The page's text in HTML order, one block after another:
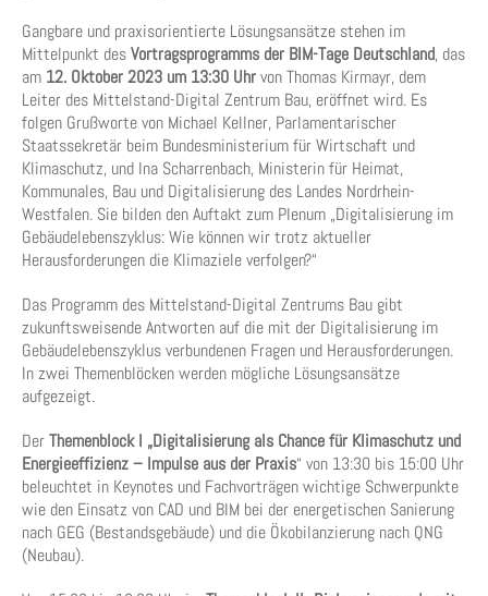
Gangbare und praxisorientierte Lösungsansätze stehen im
Mittelpunkt desVortragsprogramms der BIM-Tage Deutschland, das
am 12. Oktober 2023 um 13:30 Uhrvon Thomas Kirmayr, dem
Leiter des Mittelstand-Digital Zentrum Bau, eröffnet wird. Es
folgen Grußworte von Michael Kellner, Parlamentarischer
Staatssekretär beim Bundesministerium für Wirtschaft und
Klimaschutz, und Ina Scharrenbach, Ministerin für Heimat,
Kommunales, Bau und Digitalisierung des Landes Nordrhein-
Westfalen. Sie bilden den Auftakt zum Plenum „Digitalisierung im
Gebäudelebenszyklus: Wie können wir trotz aktueller
Herausforderungen die Klimaziele verfolgen?“
Das Programm des Mittelstand-Digital Zentrums Bau gibt
zukunftsweisende Antworten auf die mit der Digitalisierung im
Gebäudelebenszyklus verbundenen Fragen und Herausforderungen.
In zwei Themenblöcken werden mögliche Lösungsansätze
aufgezeigt.
DerThemenblock I „Digitalisierung als Chance für Klimaschutz und
Energieeffizienz – Impulse aus der Praxis“ von 13:30 bis 15:00 Uhr
beleuchtet in Keynotes und Fachvorträgen wichtige Schwerpunkte
wie den Einsatz von CAD und BIM bei der energetischen Sanierung
nach GEG (Bestandsgebäude) und die Ökobilanzierung nach QNG
(Neubau).